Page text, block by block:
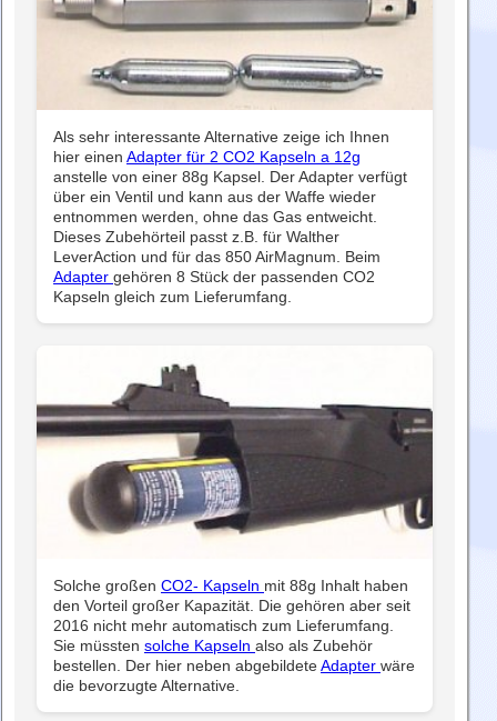
Als sehr interessante Alternative zeige ich Ihnen
hier einen Adapter für 2 CO2 Kapseln a 12g
anstelle von einer 88g Kapsel. Der Adapter verfügt
über ein Ventil und kann aus der Waffe wieder
entnommen werden, ohne das Gas entweicht.
Dieses Zubehörteil passt z.B. für Walther
LeverAction und für das 850 AirMagnum. Beim
Adapter gehören 8 Stück der passenden CO2
Kapseln gleich zum Lieferumfang.
Solche großen CO2- Kapseln mit 88g Inhalt haben
den Vorteil großer Kapazität. Die gehören aber seit
2016 nicht mehr automatisch zum Lieferumfang.
Sie müssten solche Kapseln also als Zubehör
bestellen. Der hier neben abgebildeteAdapter wäre
die bevorzugte Alternative.